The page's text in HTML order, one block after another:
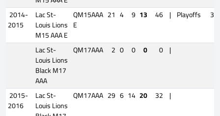
2014-
2015
Lac St-
Louis Lions
M15 AAA E
QM15AAA
E
21 4 9 13 46 | Playoffs 3
Lac St-
Louis Lions
Black M17
AAA
QM17AAA 2 0 0 0 0 |
2015-
2016
Lac St-
Louis Lions
QM17AAA 29 6 14 20 32 |